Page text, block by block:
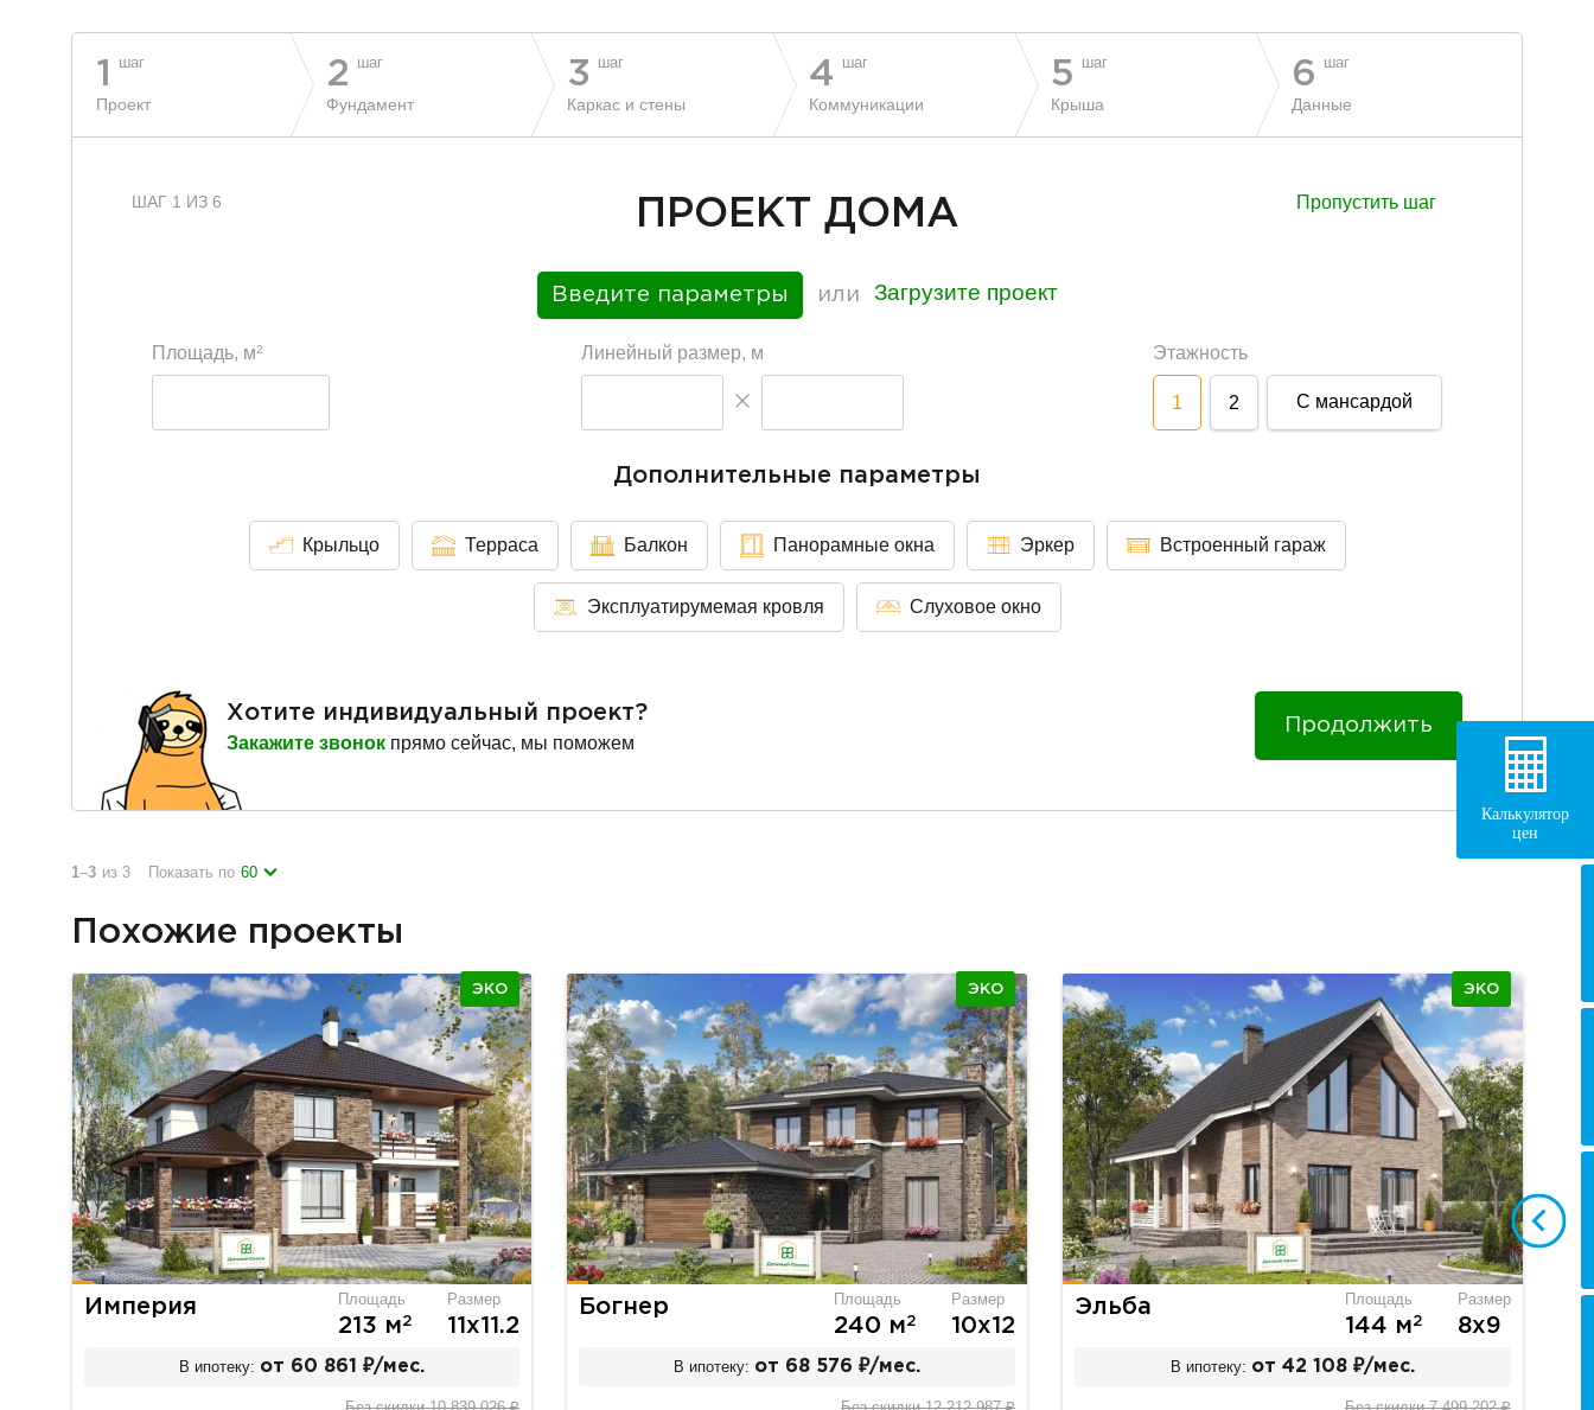
1 шаг
Проект
2 шаг
Фундамент
3 шаг
Каркас и стены
4 шаг
Коммуникации
5 шаг
Крыша
6 шаг
Данные
ШАГ 1 ИЗ 6 ПРОЕКТ ДОМА Пропустить шаг
Введите параметры или Загрузите проект
Площадь, м2 Линейный размер, м Этажность
1 2 С мансардой
Дополнительные параметры
Крыльцо Терраса Балкон Панорамные окна Эркер Встроенный гараж
Эксплуатирумемая кровля Слуховое окно
Хотите индивидуальный проект?
Закажите звонок прямо сейчас, мы поможем
Продолжить
1–3 из 3 Показать по 60
Похожие проекты
ЭКО
Империя Площадь
213 м2
Размер
11х11.2
В ипотеку: от 60 861 ₽/мес.
ЭКО
Богнер Площадь
240 м2
Размер
10х12
В ипотеку: от 68 576 ₽/мес.
ЭКО
Эльба Площадь
144 м2
Размер
8х9
В ипотеку: от 42 108 ₽/мес.
Калькулятор
цен